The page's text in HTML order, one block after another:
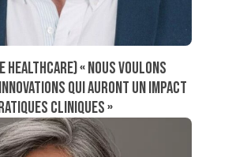
Healthcare) « Nous voulons
qui auront un impact
cliniques »